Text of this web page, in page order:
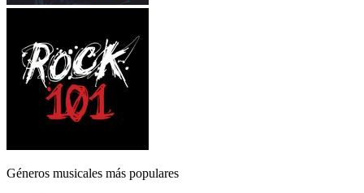
Géneros musicales más populares